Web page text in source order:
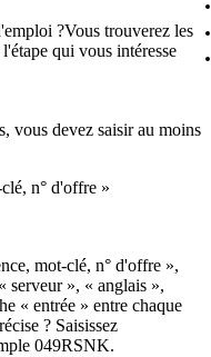
?Vous trouverez les
qui vous intéresse
vous devez saisir au moins
n° d'offre »
mot-clé, n° d'offre »,
serveur », « anglais »,
« entrée » entre chaque
? Saisissez
049RSNK.